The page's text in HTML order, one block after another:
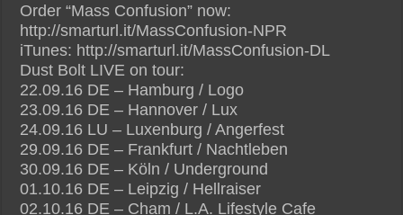
Order “Mass Confusion” now:
http://smarturl.it/MassConfusion-NPR
iTunes: http://smarturl.it/MassConfusion-DL
Dust Bolt LIVE on tour:
22.09.16 DE – Hamburg / Logo
23.09.16 DE – Hannover / Lux
24.09.16 LU – Luxenburg / Angerfest
29.09.16 DE – Frankfurt / Nachtleben
30.09.16 DE – Köln / Underground
01.10.16 DE – Leipzig / Hellraiser
02.10.16 DE – Cham / L.A. Lifestyle Cafe